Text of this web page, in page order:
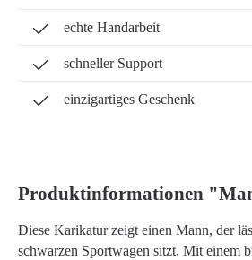
echte Handarbeit
schneller Support
einzigartiges Geschenk
Produktinformationen
Diese Karikatur zeigt einen Mann, der
schwarzen Sportwagen sitzt. Mit einem